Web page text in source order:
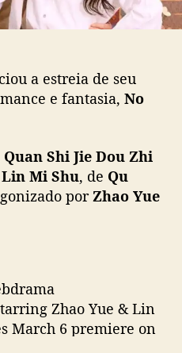
ã
o
G
u
:
m
i
d
Z
h
a estreia de seu
e fantasia, No
Quan Shi Jie Dou Zhi
Mi Shu, de Qu
porZhao Yue
Zhao Yue & Lin
March 6 premiere on